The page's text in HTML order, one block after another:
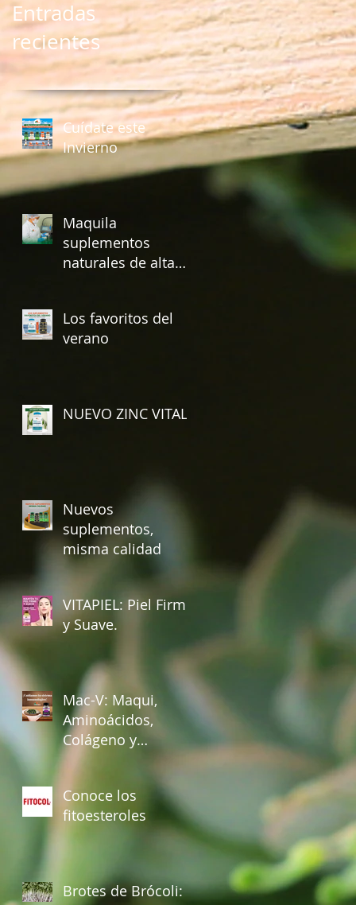
Entradas
recientes
Cuídate este
Invierno
Maquila
suplementos
naturales de alta
Los favoritos del
verano
NUEVO ZINC VITAL
Nuevos
suplementos,
misma calidad
VITAPIEL: Piel Firme
y Suave.
Mac-V: Maqui,
Aminoácidos,
Colágeno y
Vitamina E.
Conoce los
fitoesteroles
Brotes de Brócoli: